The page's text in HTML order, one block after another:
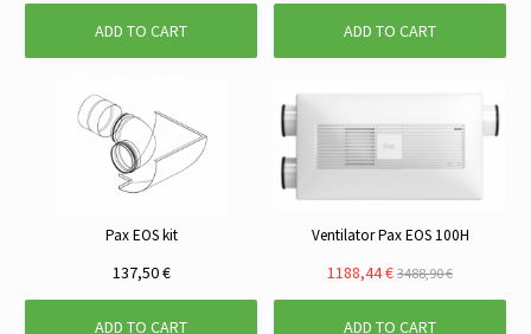
ADD TO CART ADD TO CART
Pax EOS kit
137,50 €
ADD TO CART
Ventilator Pax EOS 100H
1188,44 € 3488,90 €
ADD TO CART